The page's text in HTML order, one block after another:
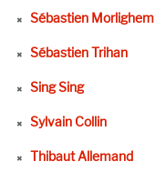
Sébastien Morlighem
Sébastien Trihan
Sing Sing
Sylvain Collin
Thibaut Allemand